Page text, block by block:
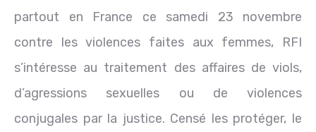
partout en France ce samedi 23 novembre
contre les violences faites aux femmes, RFI
s’intéresse au traitement des affaires de viols,
d’agressions sexuelles ou de violences
conjugales par la justice. Censé les protéger, le